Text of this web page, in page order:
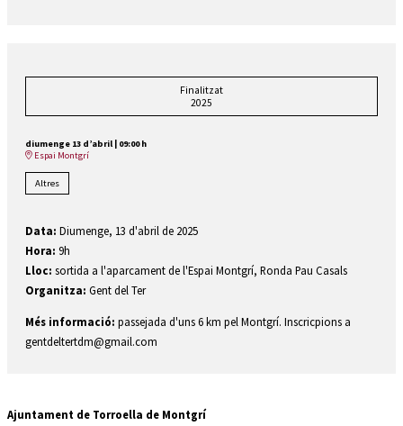
Finalitzat
2025
diumenge 13 d’abril | 09:00 h
Espai Montgrí
Altres
Data: Diumenge, 13 d'abril de 2025
Hora: 9h
Lloc: sortida a l'aparcament de l'Espai Montgrí, Ronda Pau Casals
Organitza: Gent del Ter
Més informació: passejada d'uns 6 km pel Montgrí. Inscricpions a
gentdeltertdm@gmail.com
Ajuntament de Torroella de Montgrí